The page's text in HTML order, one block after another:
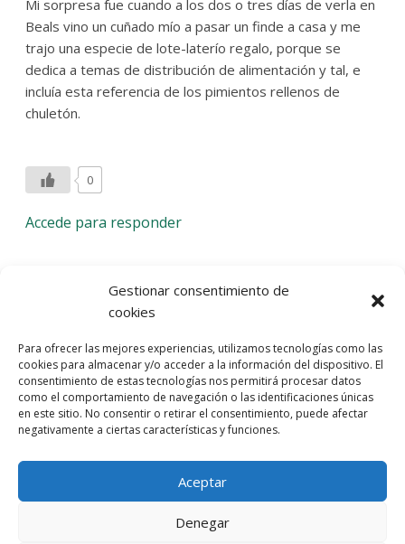
Gestionar consentimiento de
cookies
Para ofrecer las mejores experiencias, utilizamos tecnologías como las
cookies para almacenar y/o acceder a la información del dispositivo. El
consentimiento de estas tecnologías nos permitirá procesar datos
como el comportamiento de navegación o las identificaciones únicas
en este sitio. No consentir o retirar el consentimiento, puede afectar
negativamente a ciertas características y funciones.
Aceptar
Denegar
Mi sorpresa fue cuando a los dos o tres días de verla en
Beals vino un cuñado mío a pasar un finde a casa y me
trajo una especie de lote-laterío regalo, porque se
dedica a temas de distribución de alimentación y tal, e
incluía esta referencia de los pimientos rellenos de
chuletón.
0
Accede para responder
Deja una respuesta
comentario.
Entra con tu red social
He leído y acepto laPolítica de Privacidad